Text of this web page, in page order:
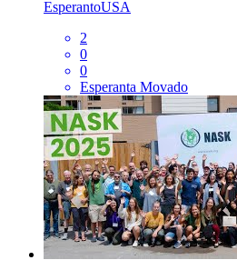
EsperantoUSA
2
0
0
Esperanta Movado